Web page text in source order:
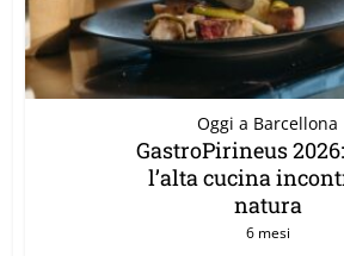
Oggi a Barcellona
GastroPirineus
l’alta cucina
natura
6 mesi